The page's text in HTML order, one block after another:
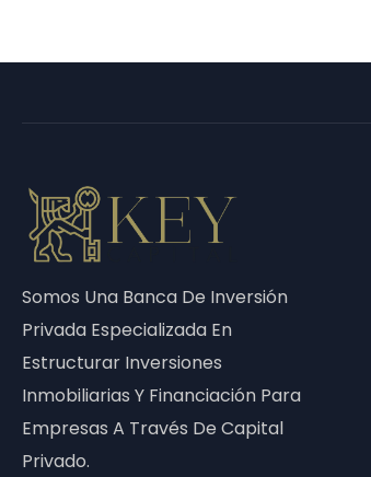
Somos Una Banca De Inversión
Privada Especializada En
Estructurar Inversiones
Inmobiliarias Y Financiación Para
Empresas A Través De Capital
Privado.